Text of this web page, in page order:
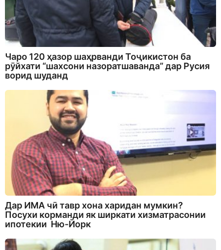
Чаро 120 ҳазор шаҳрванди Тоҷикистон ба
рӯйхати “шахсони назоратшаванда” дар Русия
ворид шуданд
Дар ИМА чӣ тавр хона харидан мумкин?
Посухи корманди як ширкати хизматрасонии
ипотекии Ню-Йорк